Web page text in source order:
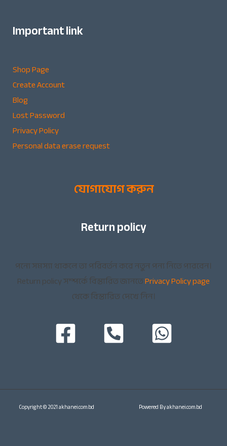
Important link
Shop Page
Create Account
Blog
Lost Password
Privacy Policy
Personal data erase request
যোগাযোগ করুন
Return policy
পন্যে সমস্যা থাকলে তা পরিবর্তন করে নতুন পন্য নিতে পারবেন।
Return policy সম্পর্কে বিস্তারিত জানতেPrivacy Policy page
থেকে বিস্তারিত দেখে নিন।
Copyright © 2021 akhanei.com.bd Powered By akhanei.com.bd